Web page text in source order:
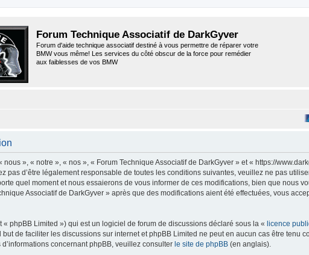
Forum Technique Associatif de DarkGyver
Forum d'aide technique associatif destiné à vous permettre de réparer votre
BMW vous même! Les services du côté obscur de la force pour remédier
aux faiblesses de vos BMW
», « notre », « nos », « Forum Technique Associatif de DarkGyver » et « https://
pas d’être légalement responsable de toutes les conditions suivantes, veuillez ne pas
quel moment et nous essaierons de vous informer de ces modifications, bien que nous
Associatif de DarkGyver » après que des modifications aient été effectuées, vous
phpBB Limited ») qui est un logiciel de forum de discussions déclaré sous la « licence
de faciliter les discussions sur internet et phpBB Limited ne peut en aucun cas être tenu
concernant phpBB, veuillez consulter le site de phpBB (en anglais).